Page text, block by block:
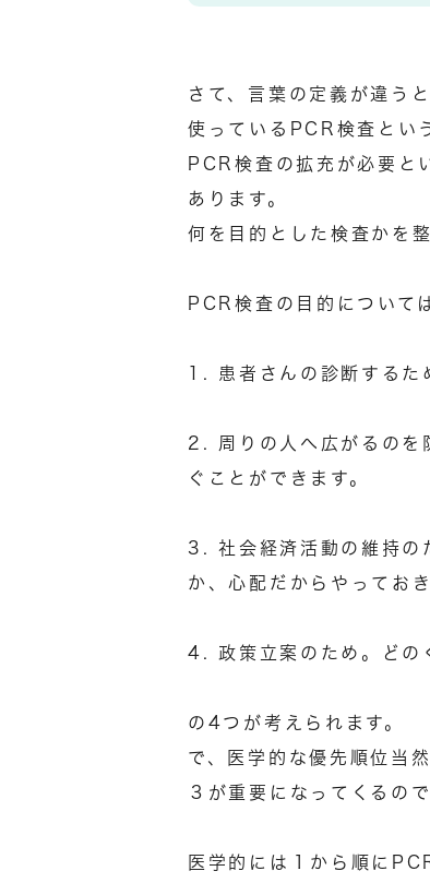
さて、言葉の定義が違う
使っているPCR検査とい
PCR検査の拡充が必要と
あります。
何を目的とした検査かを
PCR検査の目的について
1. 患者さんの診断するた
2. 周りの人へ広がるのを
ぐことができます。
3. 社会経済活動の維持の
か、心配だからやってお
4. 政策立案のため。どの
の4つが考えられます。
で、医学的な優先順位当
３が重要になってくるの
医学的には１から順に